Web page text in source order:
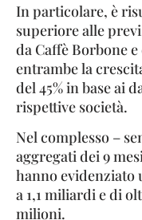
In particolare, è
superiore alle
da Caffè Borbone
entrambe la
del 45% in base ai
rispettive società.
Nel complesso –
aggregati dei 9
hanno evidenziato
a 1,1 miliardi e di
milioni.